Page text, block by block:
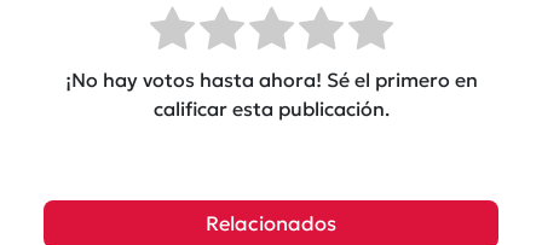
¡No hay votos hasta ahora! Sé el primero en
calificar esta publicación.
Relacionados